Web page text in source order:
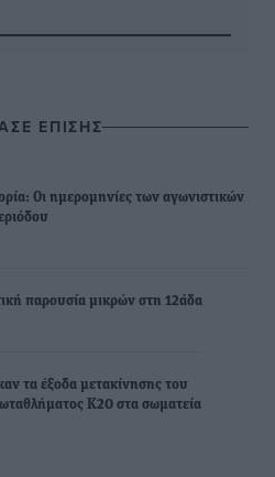
ΕΠΙΣΗΣ
Οι ημερομηνίες των αγωνιστικών
παρουσία μικρών στη 12άδα
τα έξοδα μετακίνησης του
Κ20 στα σωματεία